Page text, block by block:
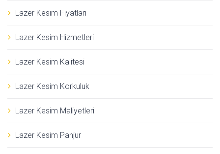
Lazer Kesim Fiyatları
Lazer Kesim Hizmetleri
Lazer Kesim Kalitesi
Lazer Kesim Korkuluk
Lazer Kesim Maliyetleri
Lazer Kesim Panjur